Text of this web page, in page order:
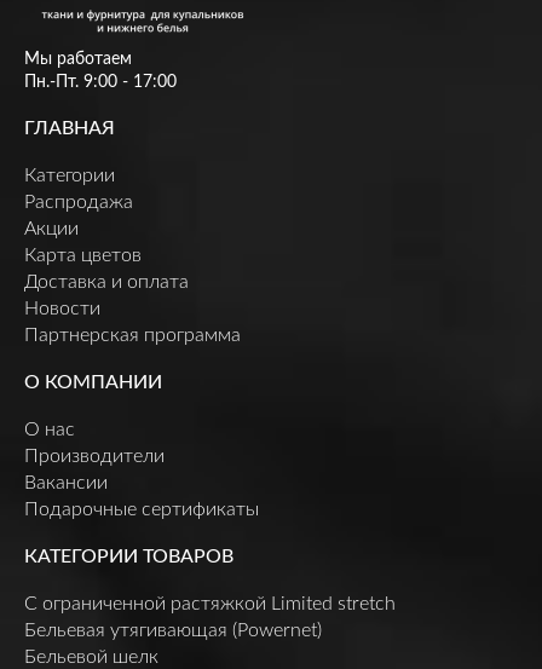
Мы работаем
Пн.-Пт. 9:00 - 17:00
ГЛАВНАЯ
Категории
Распродажа
Акции
Карта цветов
Доставка и оплата
Новости
Партнерская программа
О КОМПАНИИ
О нас
Производители
Вакансии
Подарочные сертификаты
КАТЕГОРИИ ТОВАРОВ
C ограниченной растяжкой Limited stretch
Бельевая утягивающая (Powernet)
Бельевой шелк